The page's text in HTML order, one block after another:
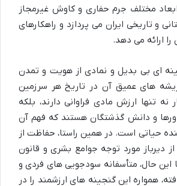
مختلف جرم حفاری و کاوش غیرمجاز
و تاریخی ایران می پردازد و راهکارهای
ارائه می دهد.
ای بی بدیل و نمادی از هویت و تمدن
های عمیق آن در تاریخ هر سرزمین
تنها ارزش مادی فراوانی دارند، بلکه
و دانش گذشتگان هستند که فهم آن
حیاتی است. در همین راستا، حفاظت از
دیرباز مورد توجه جوامع بشری و قانون
این حال، متأسفانه سودجویی های فردی و
همواره این گنجینه های ارزشمند را در